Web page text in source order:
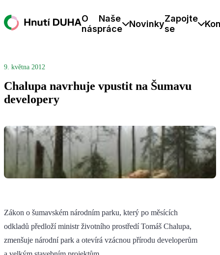
O
nás
Naše
práce
NovinkyZapojte
se
9. května 2012
Chalupa navrhuje vpustit na Šumavu
developery
Zákon o šumavském národním parku, který po měsících
odkladů předloží ministr životního prostředí Tomáš Chalupa,
zmenšuje národní park a otevírá vzácnou přírodu developerům